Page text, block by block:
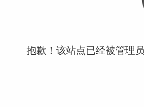
抱歉！该站点已经被管理